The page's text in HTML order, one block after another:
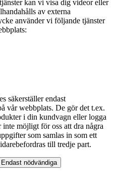
kan vi visa dig videor eller
av externa
använder vi följande tjänster
säkerställer endast
vår webbplats. De gör det t.ex.
i din kundvagn eller logga
möjligt för oss att dra några
som samlas in som ett
till tredje part.
Endast nödvändiga